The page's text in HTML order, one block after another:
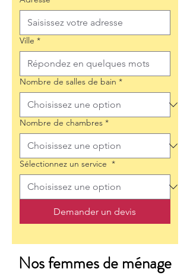
Ville *
Nombre de salles de bain *
Nombre de chambres *
Sélectionnez un service *
Demander un devis
Nos femmes de ménage